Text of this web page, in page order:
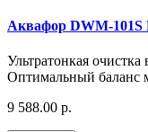
Аквафор DWM-
Ультратонкая
Оптимальный баланс
9 588.00 р.